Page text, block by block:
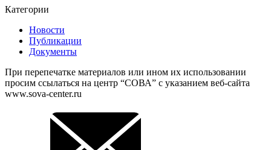
Категории
Новости
Публикации
Документы
При перепечатке материалов или ином их использовании
просим ссылаться на центр “СОВА” с указанием веб-сайта
www.sova-center.ru